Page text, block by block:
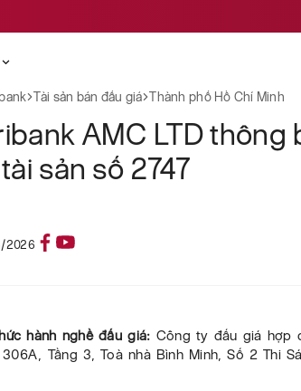
Tài sản bán đấu giá Thành phố Hồ Chí Minh
AMC LTD thông
sản số 2747
2026
hành nghề đấu giá: Công ty đấu giá hợp
306A, Tầng 3, Toà nhà Bình Minh, Số 2 Thi